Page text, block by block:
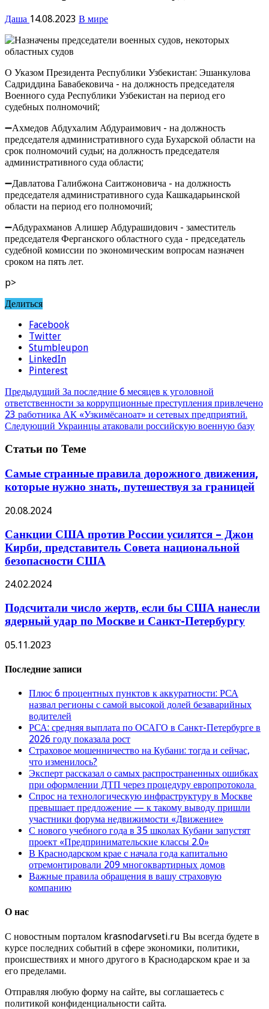
Даша 14.08.2023 В мире
О Указом Президента Республики Узбекистан: Эшанкулова
Садриддина Бавабековича - на должность председателя
Военного суда Республики Узбекистан на период его
судебных полномочий;
➖Ахмедов Абдухалим Абдураимович - на должность
председателя административного суда Бухарской области на
срок полномочий судьи; на должность председателя
административного суда области;
➖Давлатова Галибжона Саитжоновича - на должность
председателя административного суда Кашкадарьинской
области на период его полномочий;
➖Абдурахманов Алишер Абдурашидович - заместитель
председателя Ферганского областного суда - председатель
судебной комиссии по экономическим вопросам назначен
сроком на пять лет.
p>
Делиться
Facebook
Twitter
Stumbleupon
LinkedIn
Pinterest
Предыдущий За последние 6 месяцев к уголовной
ответственности за коррупционные преступления привлечено
23 работника АК «Узкимёсаноат» и сетевых предприятий.
Следующий Украинцы атаковали российскую военную базу
Статьи по Теме
Самые странные правила дорожного движения,
которые нужно знать, путешествуя за границей
20.08.2024
Санкции США против России усилятся – Джон
Кирби, представитель Совета национальной
безопасности США
24.02.2024
Подсчитали число жертв, если бы США нанесли
ядерный удар по Москве и Санкт-Петербургу
05.11.2023
Последние записи
Плюс 6 процентных пунктов к аккуратности: РСА
назвал регионы с самой высокой долей безаварийных
водителей
РСА: средняя выплата по ОСАГО в Санкт-Петербурге в
2026 году показала рост
Страховое мошенничество на Кубани: тогда и сейчас,
что изменилось?
Эксперт рассказал о самых распространенных ошибках
при оформлении ДТП через процедуру европротокола
Спрос на технологическую инфраструктуру в Москве
превышает предложение — к такому выводу пришли
участники форума недвижимости «Движение»
С нового учебного года в 35 школах Кубани запустят
проект «Предпринимательские классы 2.0»
В Краснодарском крае с начала года капитально
отремонтировали 209 многоквартирных домов
Важные правила обращения в вашу страховую
компанию
О нас
С новостным порталом krasnodarvseti.ru Вы всегда будете в
курсе последних событий в сфере экономики, политики,
происшествиях и много другого в Краснодарском крае и за
его пределами.
Отправляя любую форму на сайте, вы соглашаетесь с
политикой конфиденциальности сайта.